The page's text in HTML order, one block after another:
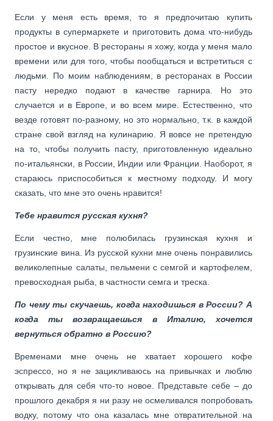
Если у меня есть время, то я предпочитаю купить
продукты в супермаркете и приготовить дома что-нибудь
простое и вкусное. В рестораны я хожу, когда у меня мало
времени или для того, чтобы пообщаться и встретиться с
людьми. По моим наблюдениям, в ресторанах в России
пасту нередко подают в качестве гарнира. Но это
случается и в Европе, и во всем мире. Естественно, что
везде готовят по-разному, но это нормально, т.к. в каждой
стране свой взгляд на кулинарию. Я вовсе не претендую
на то, чтобы получить пасту, приготовленную идеально
по-итальянски, в России, Индии или Франции. Наоборот, я
стараюсь приспособиться к местному подходу. И могу
сказать, что мне это очень нравится!
Тебе нравится русская кухня?
Если честно, мне полюбилась грузинская кухня и
грузинские вина. Из русской кухни мне очень понравились
великолепные салаты, пельмени с семгой и картофелем,
превосходная рыба, в частности семга и треска.
По чему ты скучаешь, когда находишься в России? А
когда ты возвращаешься в Италию, хочется
вернуться обратно в Россию?
Временами мне очень не хватает хорошего кофе
эспрессо, но я не зацикливаюсь на привычках и люблю
открывать для себя что-то новое. Представьте себе – до
прошлого декабря я ни разу не осмеливался попробовать
водку, потому что она казалась мне отвратительной на